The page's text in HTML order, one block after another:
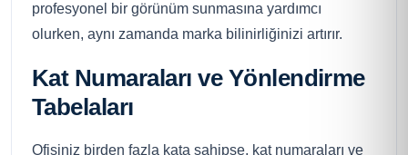
profesyonel bir görünüm sunmasına yardımcı
olurken, aynı zamanda marka bilinirliğinizi artırır.
Kat Numaraları ve Yönlendirme
Tabelaları
Ofisiniz birden fazla kata sahipse, kat numaraları ve